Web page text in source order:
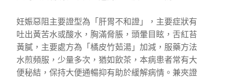
妊娠惡阻主要證型為「肝胃不和證」，主要症狀有
吐出黃苦水或酸水，胸滿脅脹，頭暈目眩，舌紅苔
黃膩，主要處方為「橘皮竹茹湯」加減，服藥方法
水煎頻服，少量多次，猶如飲茶，本病患者常有大
便秘結，保持大便通暢抑有助於緩解病情。兼夾證